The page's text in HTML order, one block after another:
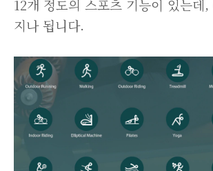
12개 정도의 스포츠 기능이 있는데
지나 됩니다.